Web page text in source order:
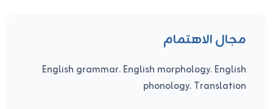
مجال الاهتمام
English grammar. English morphology. English
phonology. Translation